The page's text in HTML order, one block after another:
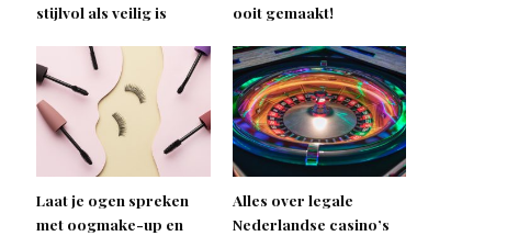
stijlvol als veilig is
ooit gemaakt!
Laat je ogen spreken
met oogmake-up en
Alles over legale
Nederlandse casino’s